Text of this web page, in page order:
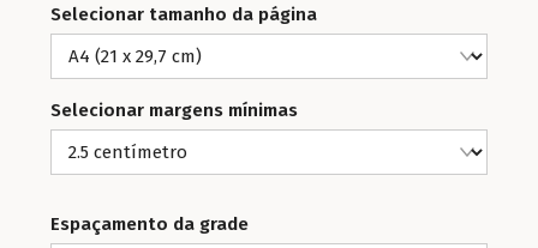
Selecionar tamanho da página
Selecionar margens mínimas
Espaçamento da grade